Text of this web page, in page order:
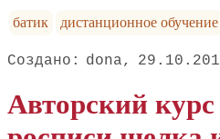
батик
дистанционное обучение
dona
Авторский